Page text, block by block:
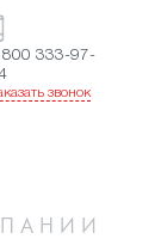
800 333-97-
звонок